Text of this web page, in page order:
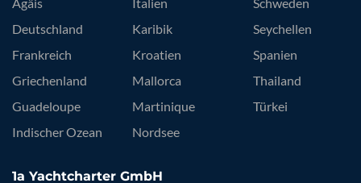
Deutschland
Frankreich
Griechenland
Guadeloupe
Indischer Ozean
Karibik
Kroatien
Mallorca
Martinique
Nordsee
Seychellen
Spanien
Thailand
Türkei
1a Yachtcharter GmbH